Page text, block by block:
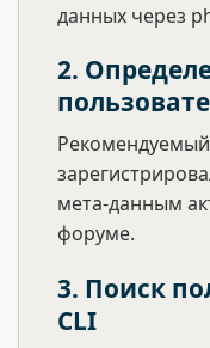
данных через
2.
мета-данным
форуме.
3. Поиск
CLI